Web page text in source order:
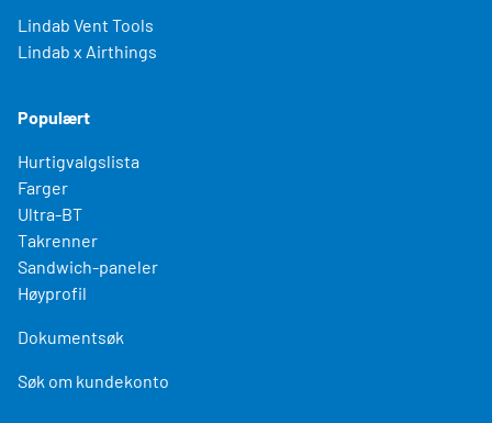
Lindab Vent Tools
Lindab x Airthings
Populært
Hurtigvalgslista
Farger
Ultra-BT
Takrenner
Sandwich-paneler
Høyprofil
Dokumentsøk
Søk om kundekonto